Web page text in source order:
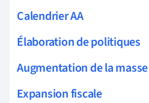
Calendrier AA
Élaboration de politiques
Augmentation de la
Expansion fiscale